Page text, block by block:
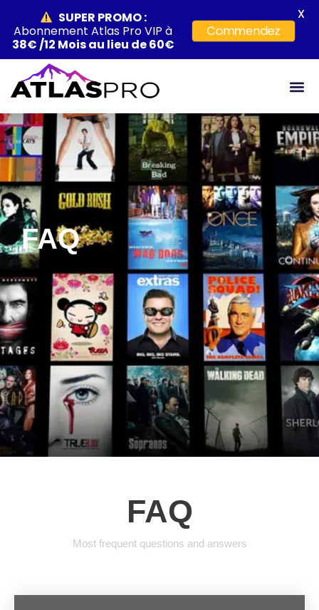
FAQ
FAQ
Most frequent questions and answers
SUPER PROMO:
Abonnement Atlas Pro VIP à
38€ /12 Mois au lieu de 60€
Commendez
X